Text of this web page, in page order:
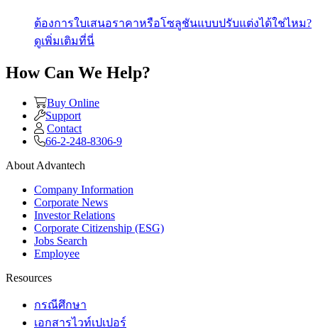
ต้องการใบเสนอราคาหรือโซลูชันแบบปรับแต่งได้ใช่ไหม?
ดูเพิ่มเติมที่นี่
How Can We Help?
Buy Online
Support
Contact
66-2-248-8306-9
About Advantech
Company Information
Corporate News
Investor Relations
Corporate Citizenship (ESG)
Jobs Search
Employee
Resources
กรณีศึกษา
เอกสารไวท์เปเปอร์